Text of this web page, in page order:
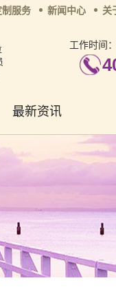
服务 新闻中心 关
工作时间：
最新资讯